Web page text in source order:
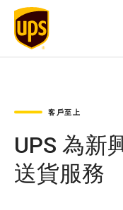
客戶至上
UPS 為新
送貨服務